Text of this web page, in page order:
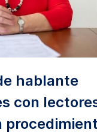
hablante
con